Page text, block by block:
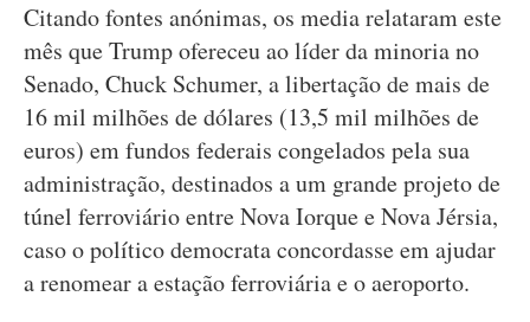
Citando fontes anónimas, os media relataram este
mês que Trump ofereceu ao líder da minoria no
Senado, Chuck Schumer, a libertação de mais de
16 mil milhões de dólares (13,5 mil milhões de
euros) em fundos federais congelados pela sua
administração, destinados a um grande projeto de
túnel ferroviário entre Nova Iorque e Nova Jérsia,
caso o político democrata concordasse em ajudar
a renomear a estação ferroviária e o aeroporto.